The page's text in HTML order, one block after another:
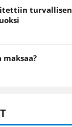
turvallisen